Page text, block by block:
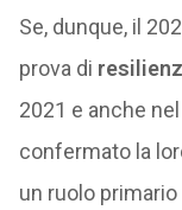
Se, dunque, il
prova di
2021 e anche
confermato la
un ruolo primario